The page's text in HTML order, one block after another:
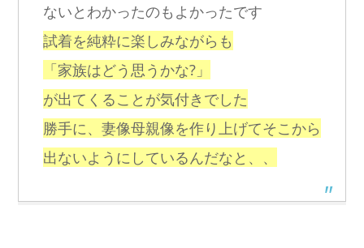
ないとわかったのもよかったです
試着を純粋に楽しみながらも
「家族はどう思うかな?」
が出てくることが気付きでした
勝手に、妻像母親像を作り上げてそこから
出ないようにしているんだなと、、